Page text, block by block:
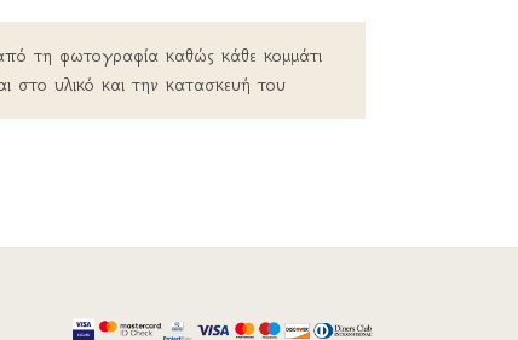
τη φωτογραφία καθώς κάθε κομμάτι
στο υλικό και την κατασκευή του